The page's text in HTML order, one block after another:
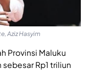
Aziz Hasyim
Provinsi Maluku
Rp1 triliun